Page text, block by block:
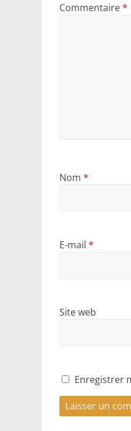
Commentaire*
Nom *
E-mail *
Site web
Enregistrer